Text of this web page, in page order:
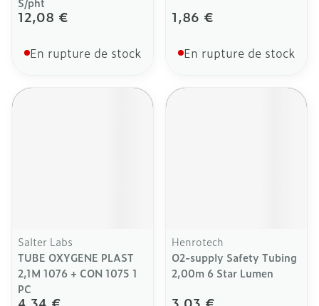
12,08 €
En rupture de stock
1,86 €
En rupture de stock
Salter Labs
TUBE OXYGENE PLAST
2,1M 1076 + CON 1075 1
PC
Henrotech
O2-supply Safety Tubing
2,00m 6 Star Lumen